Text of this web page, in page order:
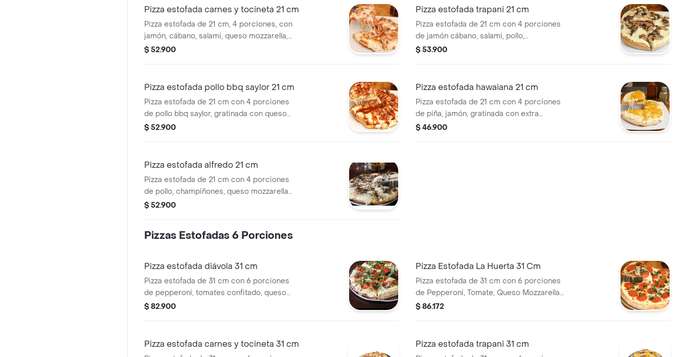
Marzano.
Pizza estofada carnes y tocineta 21 cm
Pizza estofada de 21 cm, 4 porciones, con
jamón, cábano, salami, queso mozzarella,
queso crema, tocineta ahumada y base
$ 52.900
Pizza estofada trapani 21 cm
Pizza estofada de 21 cm con 4 porciones
de jamón cábano, salami, pollo,
champiñones, queso mozzarella, queso
$ 53.900
Pizza estofada pollo bbq saylor 21 cm
Pizza estofada de 21 cm con 4 porciones
de pollo bbq saylor, gratinada con queso
mozzarella, queso crema, tocineta
$ 52.900
Pizza estofada hawaiana 21 cm
Pizza estofada de 21 cm con 4 porciones
de piña, jamón, gratinada con extra
queso, queso crema y base de salsa
$ 46.900
Pizza estofada alfredo 21 cm
Pizza estofada de 21 cm con 4 porciones
de pollo, champiñones, queso mozzarella,
queso crema y base alfredo.
$ 52.900
Pizzas Estofadas 6 Porciones
Pizza estofada diávola 31 cm
Pizza estofada de 31 cm con 6 porciones
de pepperoni, tomates confitado, queso
mozzarela, queso crema, albahaca,
$ 82.900
Pizza Estofada La Huerta 31 Cm
Pizza estofada de 31 cm con 6 porciones
de Pepperoni, Tomate, Queso Mozzarella,
Queso Crema y Albahaca, elaborada con
Marzano.
$ 86.172
Pizza estofada carnes y tocineta 31 cm Pizza estofada trapani 31 cm